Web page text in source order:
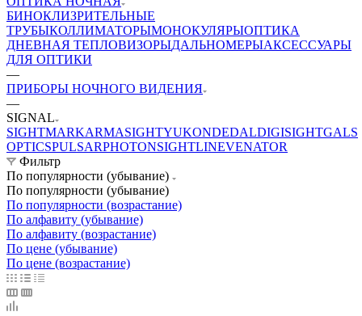
БИНОКЛИЗРИТЕЛЬНЫЕ
ТРУБЫКОЛЛИМАТОРЫМОНОКУЛЯРЫОПТИКА
ДНЕВНАЯ ТЕПЛОВИЗОРЫДАЛЬНОМЕРЫАКСЕССУАРЫ
ДЛЯ ОПТИКИ
—
ПРИБОРЫ НОЧНОГО ВИДЕНИЯ
—
SIGNAL
SIGHTMARKARMASIGHTYUKONDEDALDIGISIGHTGALS
OPTICSPULSARPHOTONSIGHTLINEVENATOR
Фильтр
По популярности (убывание)
По популярности (убывание)
По популярности (возрастание)
По алфавиту (убывание)
По алфавиту (возрастание)
По цене (убывание)
По цене (возрастание)